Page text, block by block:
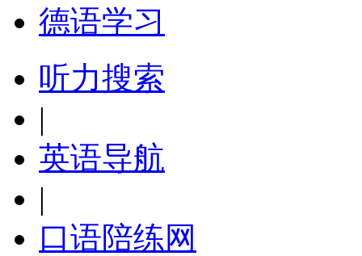
德语学习
听力搜索
|
英语导航
|
口语陪练网